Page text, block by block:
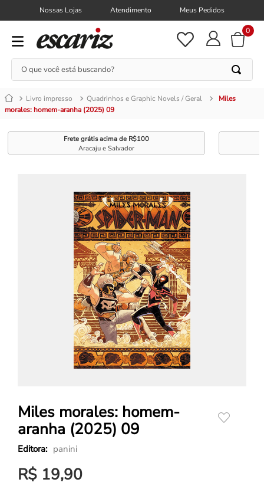
Nossas Lojas Atendimento Meus Pedidos
0
O que você está buscando?
Livro impresso Quadrinhos e Graphic Novels / Geral
Miles
morales: homem-aranha (2025) 09
Frete grátis acima de R$100
Aracaju e Salvador
Miles morales: homem-
aranha (2025) 09
panini
R$ 19,90